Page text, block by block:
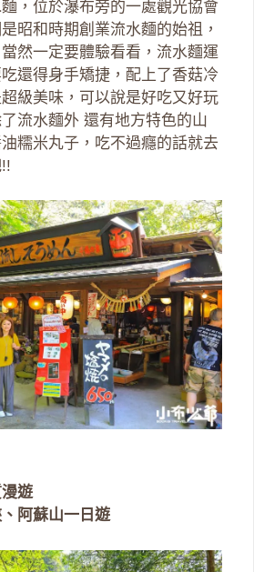
，位於瀑布旁的一處觀光協會
昭和時期創業流水麵的始祖，
然一定要體驗看看，流水麵運
還得身手矯捷，配上了香菇冷
級美味，可以說是好吃又好玩
流水麵外 還有地方特色的山
糯米丸子，吃不過癮的話就去
遊
阿蘇山一日遊